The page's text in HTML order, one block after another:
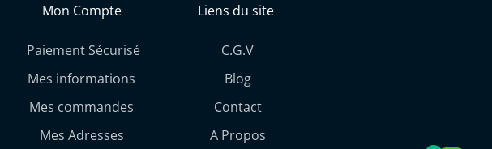
Mon Compte
Paiement Sécurisé
Mes informations
Mes commandes
Mes Adresses
Liens du site
C.G.V
Blog
Contact
A Propos